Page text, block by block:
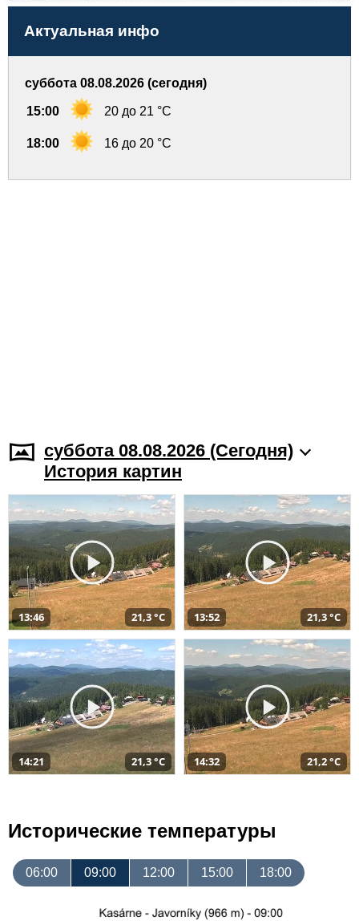
Актуальная инфо
суббота 08.08.2026 (сегодня)
15:00 20 до 21 °C
18:00 16 до 20 °C
суббота 08.08.2026 (Cегодня)
История картин
13:46 21,3 °C 13:52 21,3 °C
14:21 21,3 °C 14:32 21,2 °C
Исторические температуры
06:00 09:00 12:00 15:00 18:00